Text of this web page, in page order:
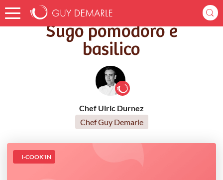
Accueil Recettes Sugo pomodoro e basilico
Sugo pomodoro e
basilico
Chef Ulric Durnez
Chef Guy Demarle
I-COOK'IN